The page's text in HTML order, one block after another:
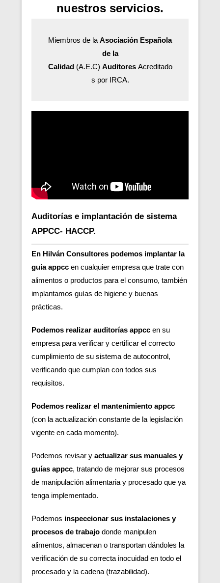
nuestros servicios.
Miembros de la Asociación Española
de la
Calidad(A.E.C) AuditoresAcreditado
s por IRCA.
Auditorías e implantación de sistema
APPCC- HACCP.
En Hilván Consultores podemos implantar la
guía appcc en cualquier empresa que trate con
alimentos o productos para el consumo, también
implantamos guías de higiene y buenas
prácticas.
Podemos realizar auditorías appcc en su
empresa para verificar y certificar el correcto
cumplimiento de su sistema de autocontrol,
verificando que cumplan con todos sus
requisitos.
Podemos realizar el mantenimiento appcc
(con la actualización constante de la legislación
vigente en cada momento).
Podemos revisar y actualizar sus manuales y
guías appcc, tratando de mejorar sus procesos
de manipulación alimentaria y procesado que ya
tenga implementado.
Podemos inspeccionar sus instalaciones y
procesos de trabajo donde manipulen
alimentos, almacenan o transportan dándoles la
verificación de su correcta inocuidad en todo el
procesado y la cadena (trazabilidad).